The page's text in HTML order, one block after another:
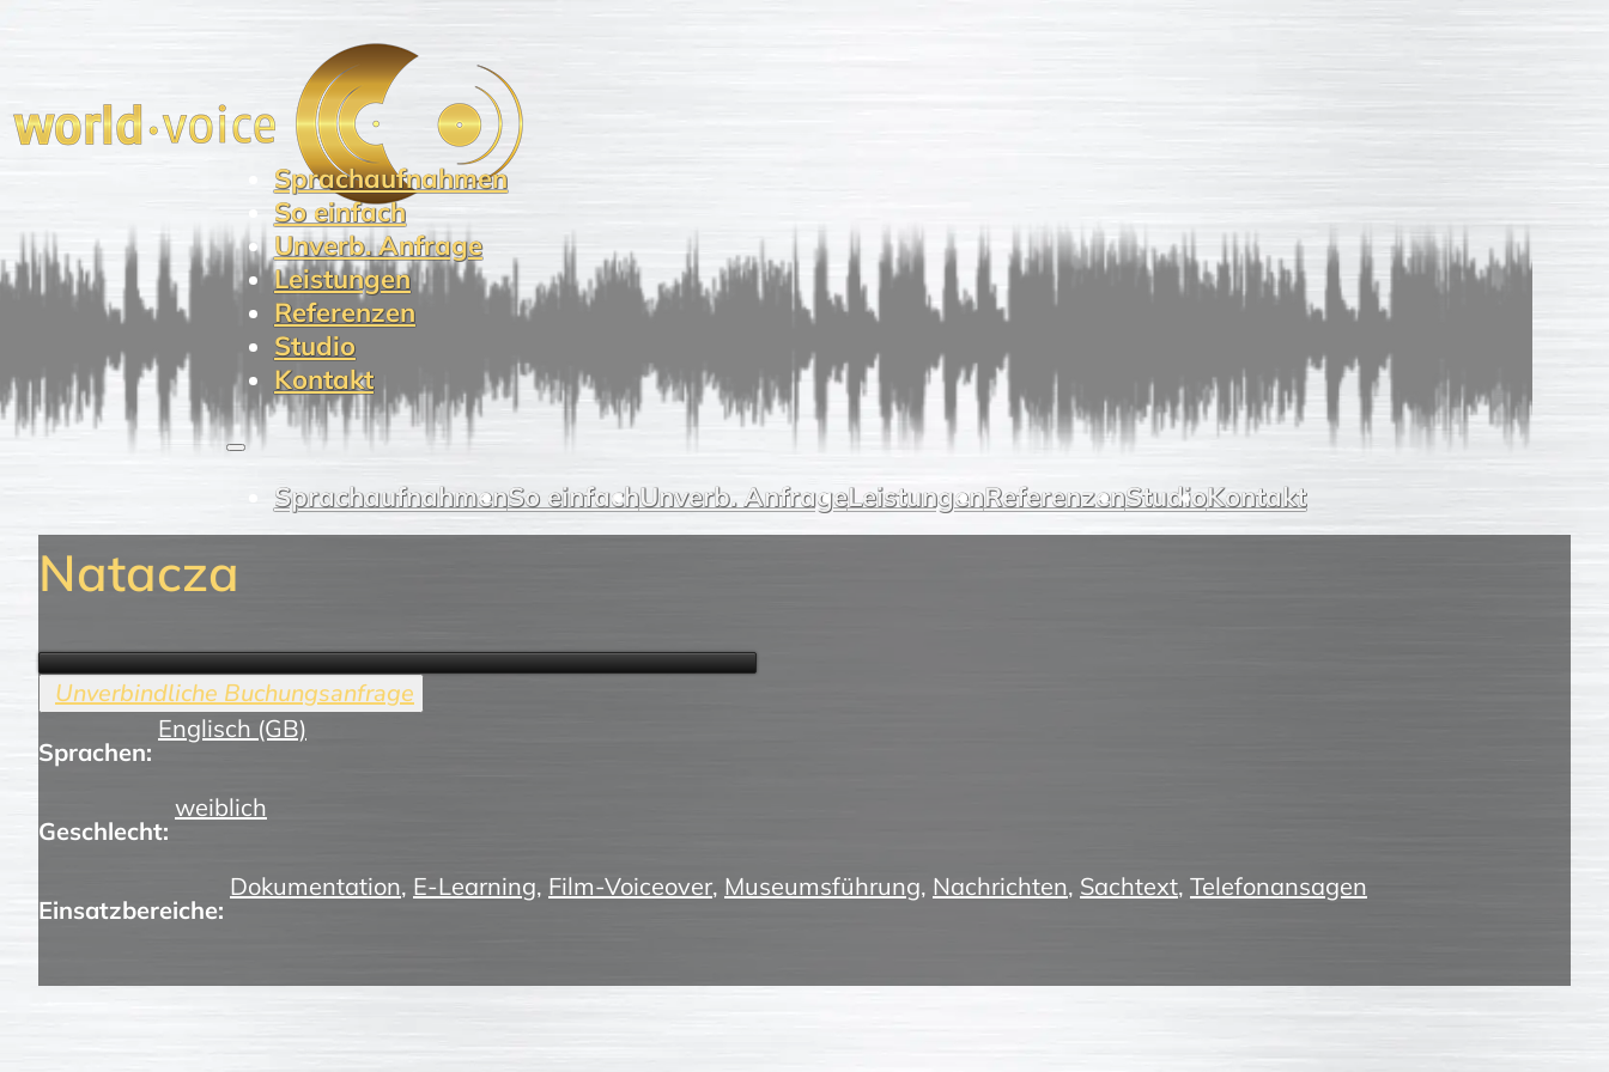
Sprachaufnahmen
So einfach
Unverb. Anfrage
Leistungen
Referenzen
Studio
Kontakt
SprachaufnahmenSo einfachUnverb. AnfrageLeistungenReferenzenStudioKontakt
Studio
Kontakt
Natacza
Sprachen:
Englisch (GB)
Geschlecht:
weiblich
Einsatzbereiche:
Dokumentation, E-Learning, Film-Voiceover, Museumsführung, Nachrichten, Sachtext, Telefonansagen